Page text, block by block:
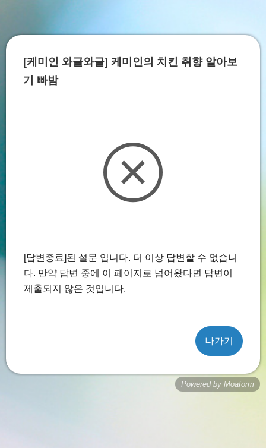
[케미인 와글와글] 케미인의 치킨 취향 알아보
기 빠밤
[답변종료]된 설문 입니다. 더 이상 답변할 수 없습니
다. 만약 답변 중에 이 페이지로 넘어왔다면 답변이
제출되지 않은 것입니다.
나가기
Powered by Moaform